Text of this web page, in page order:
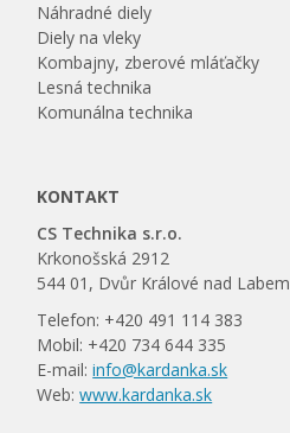
Náhradné diely
Diely na vleky
Kombajny, zberové mláťačky
Lesná technika
Komunálna technika
KONTAKT
CS Technika s.r.o.
Krkonošská 2912
544 01, Dvůr Králové nad Labem
Telefon: +420 491 114 383
Mobil: +420 734 644 335
E-mail:info@kardanka.sk
Web:www.kardanka.sk